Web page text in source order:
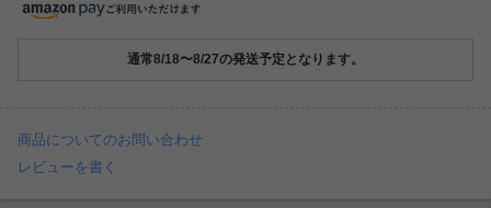
通常8/18〜8/27の発送予定となります。
商品についてのお問い合わせ
レビューを書く